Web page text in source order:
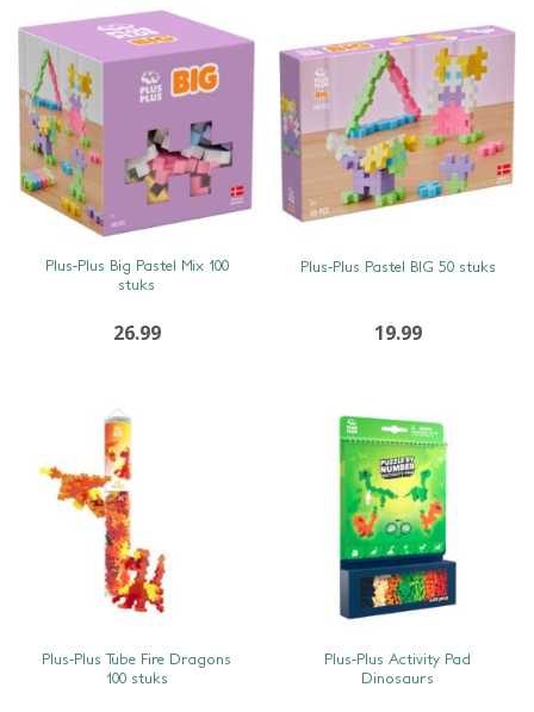
SNEL BEKIJKEN
Plus-Plus Big Pastel Mix 100
stuks
26.99
Plus-Plus Pastel BIG 50 stuks
19.99
SNEL BEKIJKEN
Plus-Plus Tube Fire Dragons
100 stuks
SNEL BEKIJKEN
Plus-Plus Activity Pad
Dinosaurs